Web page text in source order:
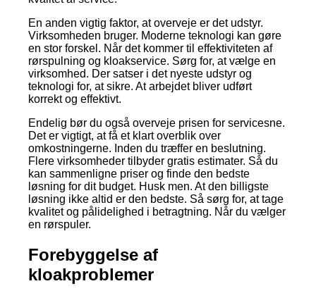
En anden vigtig faktor, at overveje er det udstyr.
Virksomheden bruger. Moderne teknologi kan gøre
en stor forskel. Når det kommer til effektiviteten af
rørspulning og kloakservice. Sørg for, at vælge en
virksomhed. Der satser i det nyeste udstyr og
teknologi for, at sikre. At arbejdet bliver udført
korrekt og effektivt.
Endelig bør du også overveje prisen for servicesne.
Det er vigtigt, at få et klart overblik over
omkostningerne. Inden du træffer en beslutning.
Flere virksomheder tilbyder gratis estimater. Så du
kan sammenligne priser og finde den bedste
løsning for dit budget. Husk men. At den billigste
løsning ikke altid er den bedste. Så sørg for, at tage
kvalitet og pålidelighed i betragtning. Når du vælger
en rørspuler.
Forebyggelse af
kloakproblemer